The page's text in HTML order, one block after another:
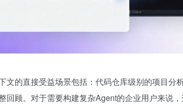
文的直接受益场景包括：代码仓库级别的项目
回顾。对于需要构建复杂Agent的企业用户来说